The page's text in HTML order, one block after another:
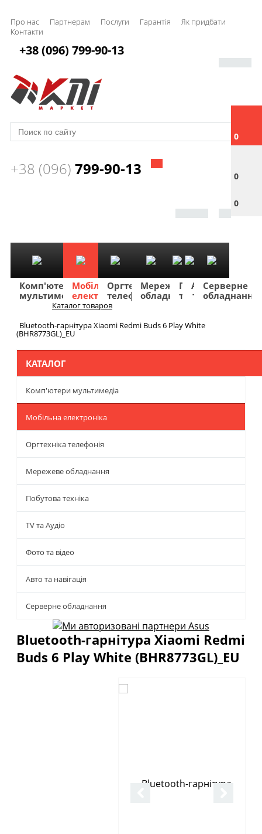
Про нас Партнерам Послуги Гарантія
Як придбати
Контакти
0
0
0
+38 (096) 799-90-13
+38 (096) 799-90-13
Комп'ютери
мультимедіа
Мобільна
електроніка
Оргтехніка
телефонія
Мережеве
обладнання
Побутова
техніка
TV
та
Фото
та
Авто
та
Серверне
обладнання
Каталог товаров
Bluetooth-гарнітура Xiaomi Redmi Buds 6 Play White
(BHR8773GL)_EU
КАТАЛОГ
Комп'ютери мультимедіа
Мобільна електроніка
Оргтехніка телефонія
Мережеве обладнання
Побутова техніка
TV та Аудіо
Фото та відео
Авто та навігація
Серверне обладнання
Bluetooth-гарнітура Xiaomi Redmi
Buds 6 Play White (BHR8773GL)_EU